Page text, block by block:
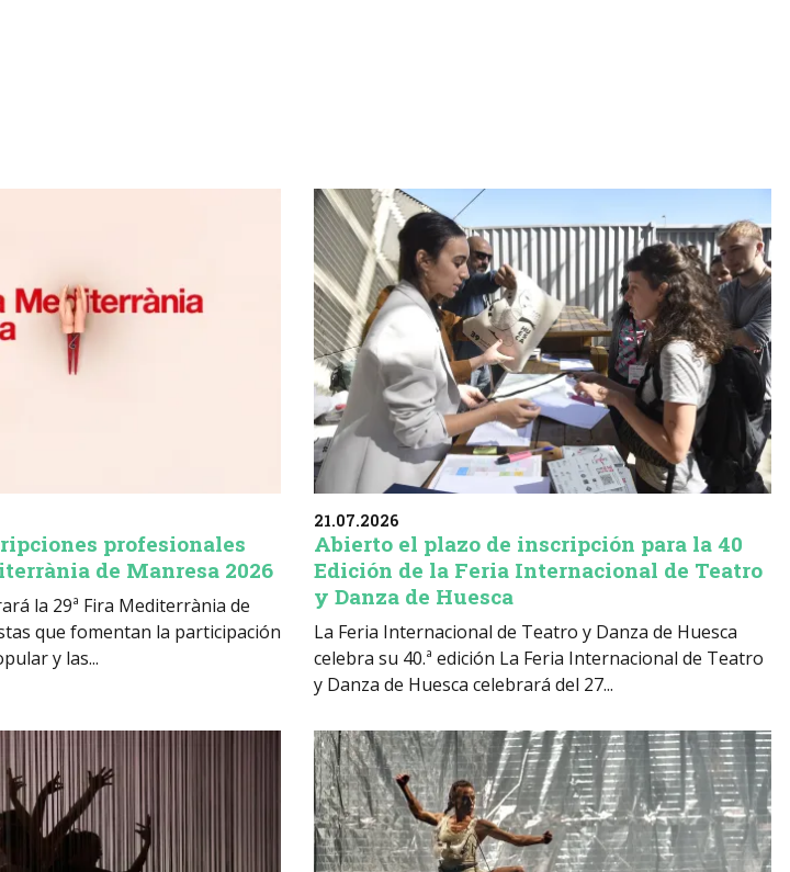
profesionales
de Manresa 2026
la 29ª Fira Mediterrània de
que fomentan la participación
y las...
21.07.2026
Abierto el plazo de inscripción para la 40
Edición de la Feria Internacional de Teatro
y Danza de Huesca
La Feria Internacional de Teatro y Danza de Huesca
celebra su 40.ª edición La Feria Internacional de Teatro
y Danza de Huesca celebrará del 27...